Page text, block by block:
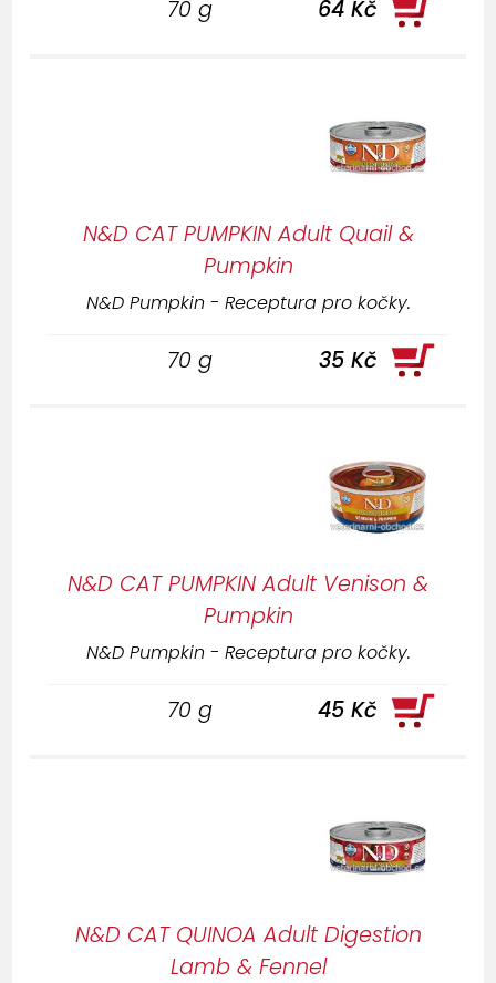
70 g 64 Kč
N&D CAT PUMPKIN Adult Quail &
Pumpkin
N&D Pumpkin - Receptura pro kočky.
70 g 35 Kč
N&D CAT PUMPKIN Adult Venison &
Pumpkin
N&D Pumpkin - Receptura pro kočky.
70 g 45 Kč
N&D CAT QUINOA Adult Digestion
Lamb & Fennel